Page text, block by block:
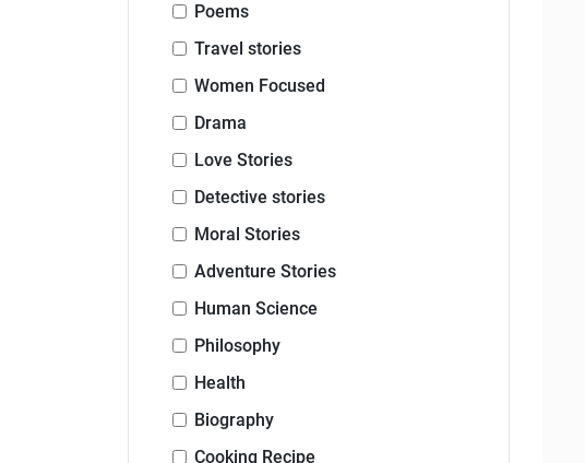
Poems
Travel stories
Women Focused
Drama
Love Stories
Detective stories
Moral Stories
Adventure Stories
Human Science
Philosophy
Health
Biography
Cooking Recipe